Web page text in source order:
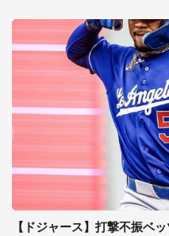
【ドジャース】打撃不振ベ